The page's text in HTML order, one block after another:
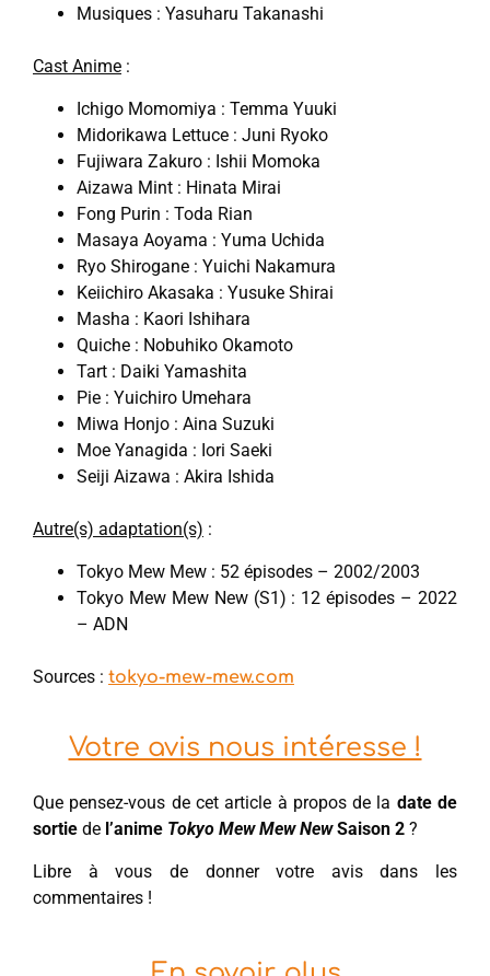
Musiques : Yasuharu Takanashi
Cast Anime :
Ichigo Momomiya : Temma Yuuki
Midorikawa Lettuce : Juni Ryoko
Fujiwara Zakuro : Ishii Momoka
Aizawa Mint : Hinata Mirai
Fong Purin : Toda Rian
Masaya Aoyama : Yuma Uchida
Ryo Shirogane : Yuichi Nakamura
Keiichiro Akasaka : Yusuke Shirai
Masha : Kaori Ishihara
Quiche : Nobuhiko Okamoto
Tart : Daiki Yamashita
Pie : Yuichiro Umehara
Miwa Honjo : Aina Suzuki
Moe Yanagida : Iori Saeki
Seiji Aizawa : Akira Ishida
Autre(s) adaptation(s) :
Tokyo Mew Mew : 52 épisodes – 2002/2003
Tokyo Mew Mew New (S1) : 12 épisodes – 2022
– ADN
Sources : tokyo-mew-mew.com
Votre avis nous intéresse !
Que pensez-vous de cet article à propos de la date de
sortie de l’anime Tokyo Mew Mew NewSaison 2 ?
Libre à vous de donner votre avis dans les
commentaires !